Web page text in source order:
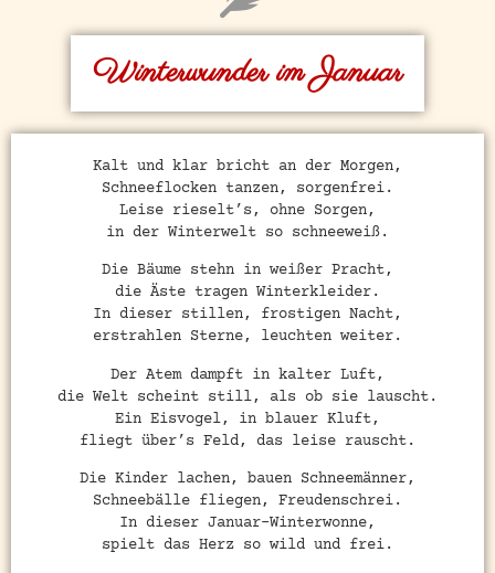
Winterwunder im Januar
Kalt und klar bricht an der Morgen,
Schneeflocken tanzen, sorgenfrei.
Leise rieselt’s, ohne Sorgen,
in der Winterwelt so schneeweiß.
Die Bäume stehn in weißer Pracht,
die Äste tragen Winterkleider.
In dieser stillen, frostigen Nacht,
erstrahlen Sterne, leuchten weiter.
Der Atem dampft in kalter Luft,
die Welt scheint still, als ob sie lauscht.
Ein Eisvogel, in blauer Kluft,
fliegt über’s Feld, das leise rauscht.
Die Kinder lachen, bauen Schneemänner,
Schneebälle fliegen, Freudenschrei.
In dieser Januar-Winterwonne,
spielt das Herz so wild und frei.